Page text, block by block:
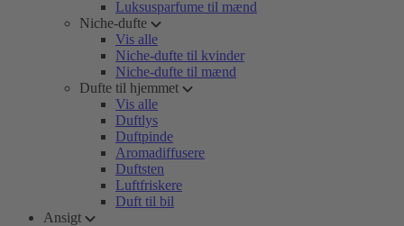
Luksusparfume til mænd
Niche-dufte
Vis alle
Niche-dufte til kvinder
Niche-dufte til mænd
Dufte til hjemmet
Vis alle
Duftlys
Duftpinde
Aromadiffusere
Duftsten
Luftfriskere
Duft til bil
Ansigt